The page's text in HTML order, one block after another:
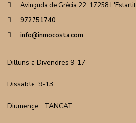
Avinguda de Grècia 22. 17258 L'Estartit
972751740
info@inmocosta.com
Dilluns a Divendres 9-17
Dissabte: 9-13
Diumenge : TANCAT